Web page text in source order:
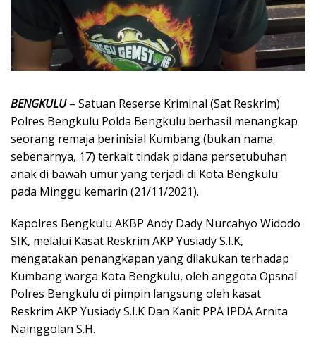
BENGKULU– Satuan Reserse Kriminal (Sat Reskrim)
Polres Bengkulu Polda Bengkulu berhasil menangkap
seorang remaja berinisial Kumbang (bukan nama
sebenarnya, 17) terkait tindak pidana persetubuhan
anak di bawah umur yang terjadi di Kota Bengkulu
pada Minggu kemarin (21/11/2021).
Kapolres Bengkulu AKBP Andy Dady Nurcahyo Widodo
SIK, melalui Kasat Reskrim AKP Yusiady S.I.K,
mengatakan penangkapan yang dilakukan terhadap
Kumbang warga Kota Bengkulu, oleh anggota Opsnal
Polres Bengkulu di pimpin langsung oleh kasat
Reskrim AKP Yusiady S.I.K Dan Kanit PPA IPDA Arnita
Nainggolan S.H.